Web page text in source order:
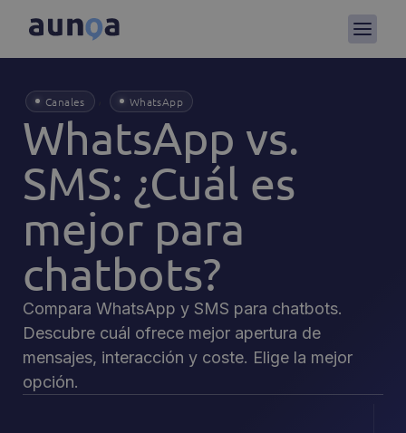
Canales WhatsApp
WhatsApp vs.
SMS: ¿Cuál es
mejor para
chatbots?
Compara WhatsApp y SMS para chatbots.
Descubre cuál ofrece mejor apertura de
mensajes, interacción y coste. Elige la mejor
opción.